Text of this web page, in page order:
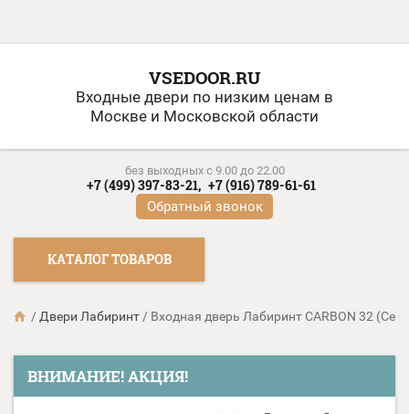
VSEDOOR.RU
Входные двери по низким ценам в
Москве и Московской области
без выходных c 9.00 до 22.00
+7 (499) 397-83-21, +7 (916) 789-61-61
Обратный звонок
КАТАЛОГ ТОВАРОВ
/ Двери Лабиринт / Входная дверь Лабиринт CARBON 32
ВНИМАНИЕ! АКЦИЯ!